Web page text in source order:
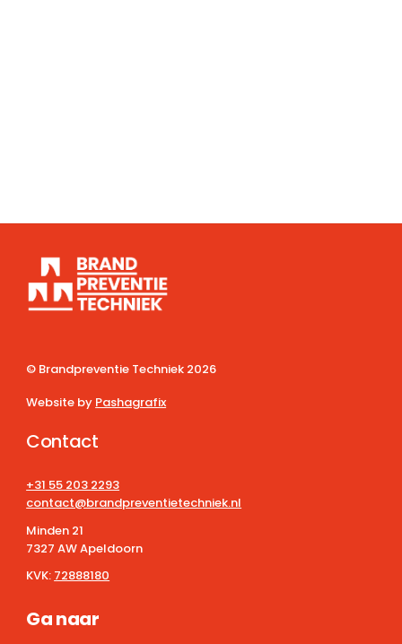
© Brandpreventie Techniek 2026
Website by Pashagrafix
Contact
+31 55 203 2293
contact@brandpreventietechniek.nl
Minden 21
7327 AW Apeldoorn
KVK: 72888180
Ga naar